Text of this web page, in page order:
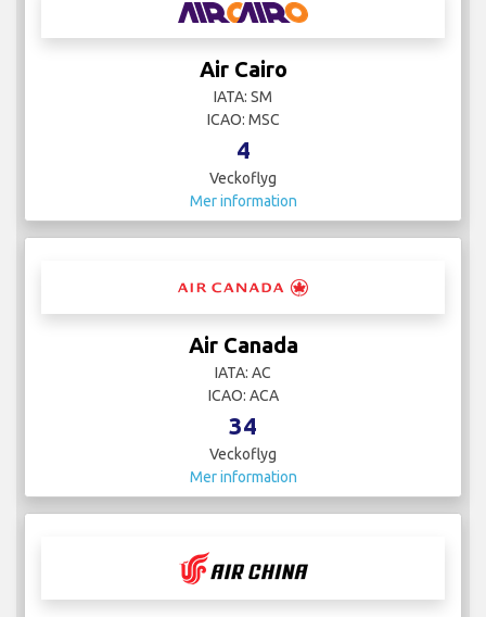
Air Cairo
IATA: SM
ICAO: MSC
4
Veckoflyg
Mer information
Air Canada
IATA: AC
ICAO: ACA
34
Veckoflyg
Mer information